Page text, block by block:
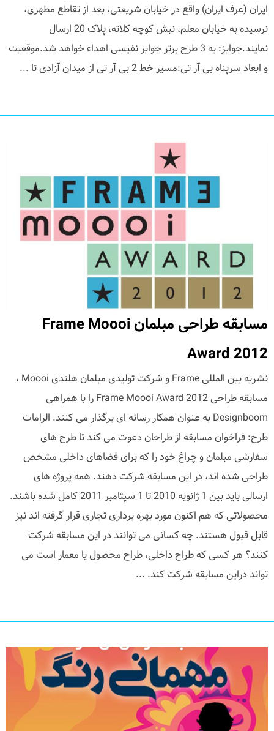
ایران (عرف ایران) واقع در خیابان شریعتی، بعد از تقاطع مطهری،
نرسیده به خیابان معلم، نبش کوچه کلاته، پلاک 20 ارسال
نمایند.جوایز: به 3 طرح برتر جوایز نفیسی اهداء خواهد شد.موقعیت
و ابعاد سرپناه بی آر تی:مسیر خط 2 بی آر تی از میدان آزادی تا ...
مسابقه طراحی مبلمان Frame Moooi
Award 2012
نشریه بین المللی Frame و شرکت تولیدی مبلمان هلندی Moooi ،
مسابقه طراحی Frame Moooi Award 2012 را با همراهی
Designboom به عنوان همکار رسانه ای برگذار می کنند. الزامات
طرح: فراخوان مسابقه از طراحان دعوت می کند تا طرح های
سفارشی مبلمان و چراغ خود را که برای فضاهای داخلی مشخص
طراحی شده اند، در این مسابقه شرکت دهند. همه پروژه های
ارسالی باید بین 1 ژانویه 2010 تا 1 سپتامبر 2011 کامل شده باشند.
محصولاتی که هم اکنون مورد بهره برداری تجاری قرار گرفته اند نیز
قابل قبول هستند. چه کسانی می توانند در این مسابقه شرکت
کنند؟ هر کسی که طراح داخلی، طراح محصول یا معمار است می
تواند دراین مسابقه شرکت کند. ...